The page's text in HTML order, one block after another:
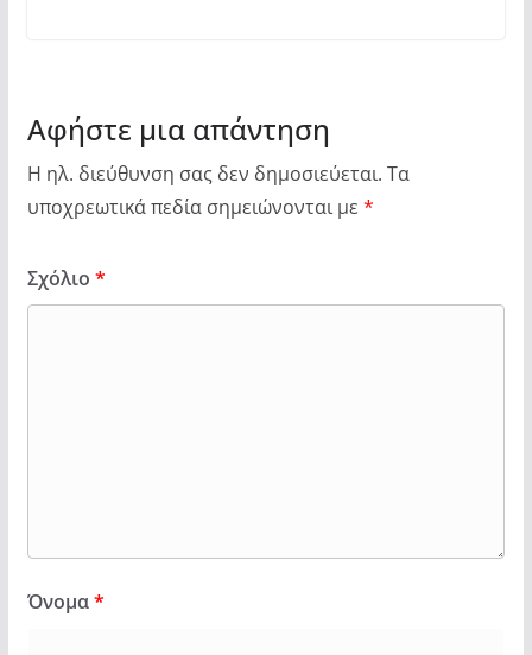
Αφήστε μια απάντηση
Η ηλ. διεύθυνση σας δεν δημοσιεύεται. Τα
υποχρεωτικά πεδία σημειώνονται με *
Σχόλιο *
Όνομα*